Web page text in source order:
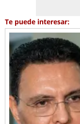
Te puede interesar: